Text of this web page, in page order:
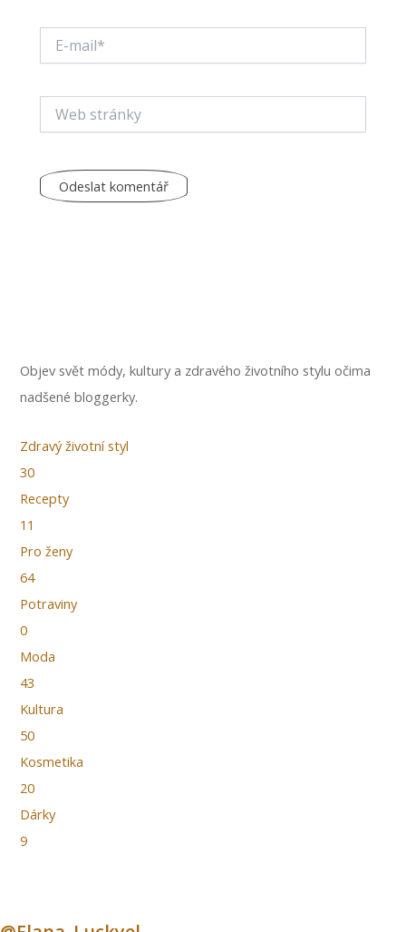
mail*
stránky
Objev svět módy, kultury a zdravého životního stylu očima
nadšené bloggerky.
Zdravý životní styl
30
Recepty
11
Pro ženy
64
Potraviny
0
Moda
43
Kultura
50
Kosmetika
20
Dárky
9